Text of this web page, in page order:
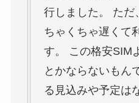
行しました。 ただ
ちゃくちゃ遅くて
す。 この格安SIM
とかならないもん
る見込みや予定は